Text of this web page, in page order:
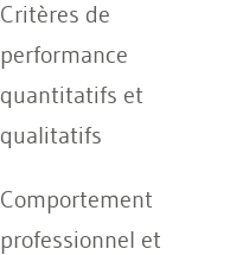
Critères de
performance
quantitatifs et
qualitatifs
Comportement
professionnel et